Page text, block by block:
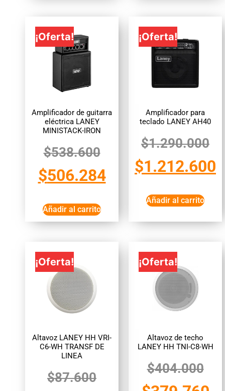
¡Oferta!
Amplificador de guitarra
eléctrica LANEY
MINISTACK-IRON
$538.600
$506.284
Añadir al carrito
¡Oferta!
Amplificador para
teclado LANEY AH40
$1.290.000
$1.212.600
Añadir al carrito
¡Oferta!
Altavoz LANEY HH VRI-
C6-WH TRANSF DE
LINEA
$87.600
¡Oferta!
Altavoz de techo
LANEY HH TNI-C8-WH
$404.000